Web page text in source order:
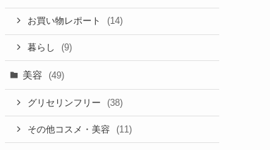
お買い物レポート (14)
暮らし (9)
美容 (49)
グリセリンフリー (38)
その他コスメ・美容 (11)